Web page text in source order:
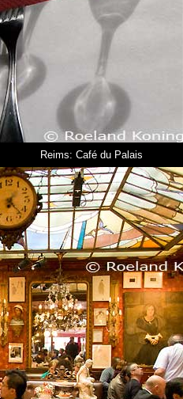
Reims: Café du Palais